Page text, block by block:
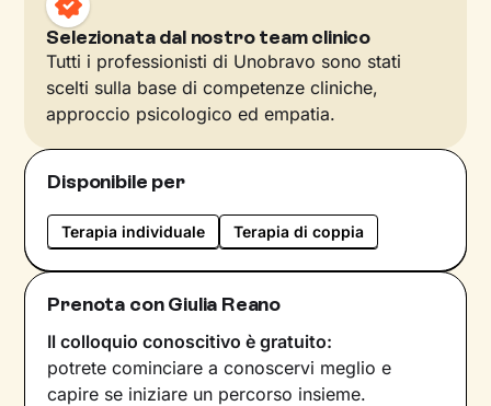
Selezionata dal nostro team clinico
Tutti i professionisti di Unobravo sono stati
scelti sulla base di competenze cliniche,
approccio psicologico ed empatia.
Disponibile per
Terapia individuale Terapia di coppia
Prenota con Giulia Reano
Il colloquio conoscitivo è gratuito:
potrete cominciare a conoscervi meglio e
capire se iniziare un percorso insieme.